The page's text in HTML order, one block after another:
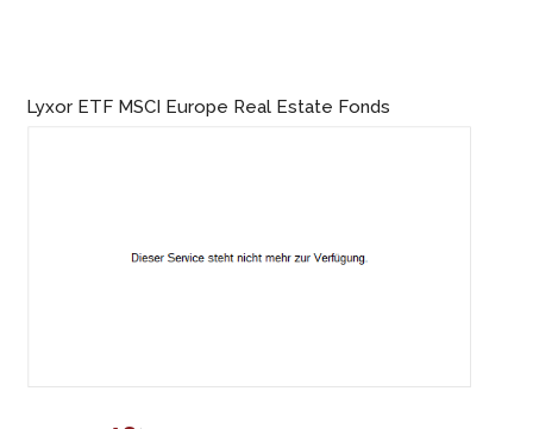
Lyxor ETF MSCI Europe Real Estate Fonds